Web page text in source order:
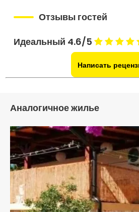
Отзывы гостей
Идеальный 4.6/5
Написать
Аналогичное жилье